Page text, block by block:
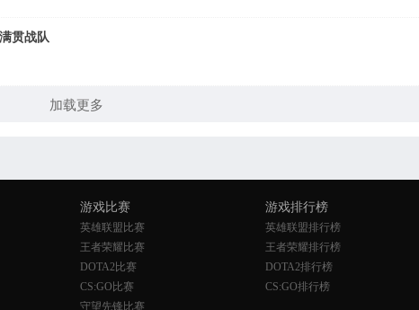
贯战队
加载更多
游戏比赛
英雄联盟比赛
王者荣耀比赛
DOTA2比赛
CS:GO比赛
守望先锋比赛
游戏排行榜
英雄联盟排行榜
王者荣耀排行榜
DOTA2排行榜
CS:GO排行榜